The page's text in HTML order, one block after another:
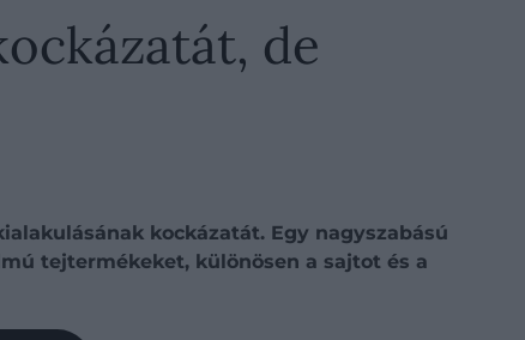
de
kockázatát. Egy nagyszabású
tejtermékeket, különösen a sajtot és a